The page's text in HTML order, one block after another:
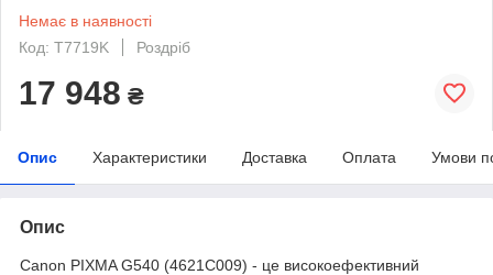
Немає в наявності
Код: T7719K
Роздріб
17 948 ₴
Опис Характеристики Доставка Оплата Умови
Опис
Canon PIXMA G540 (4621C009) - це високоефективний